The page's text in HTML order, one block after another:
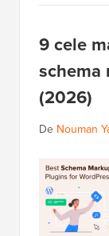
9 cele
schema
(2026)
De Nouman